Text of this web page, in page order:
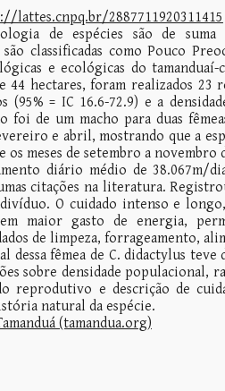
lattes.cnpq.br/2887711920311415
de espécies são de
classificadas como Pouco
e ecológicas do
44 hectares, foram realizados 23
= IC 16.6-72.9) e a
de um macho para duas
e abril, mostrando que a
meses de setembro a novembro
diário médio de 38.067m/
citações na literatura.
O cuidado intenso e
maior gasto de energia,
de limpeza, forrageamento,
dessa fêmea de C. didactylus
sobre densidade populacional,
reprodutivo e descrição de
natural da espécie.
(tamandua.org)